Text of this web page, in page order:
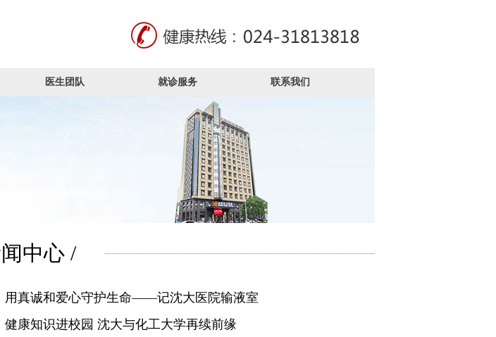
医生团队 就诊服务 联系我们
中心 /
用真诚和爱心守护生命——记沈大医院输液室
健康知识进校园 沈大与化工大学再续前缘